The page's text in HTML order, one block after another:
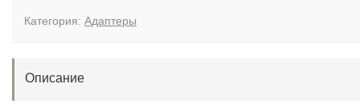
Категория: Адаптеры
Описание